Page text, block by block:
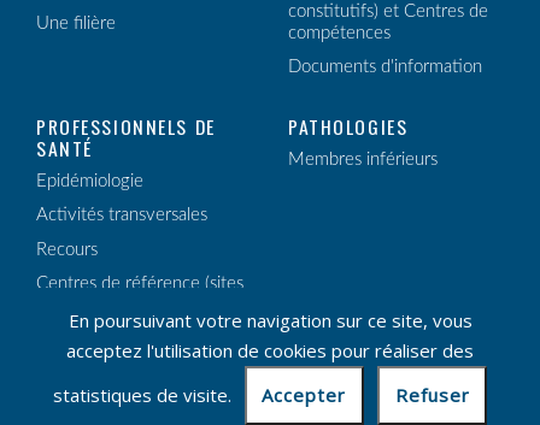
Une filière
constitutifs) et Centres de
compétences
Documents d'information
PROFESSIONNELS DE
SANTÉ
Epidémiologie
Activités transversales
Recours
Centres de référence (sites
compétences
Enseignement / Recherche
Lettres d'information
PATHOLOGIES
Membres inférieurs
En poursuivant votre navigation sur ce site, vous
acceptez l'utilisation de cookies pour réaliser des
statistiques de visite.